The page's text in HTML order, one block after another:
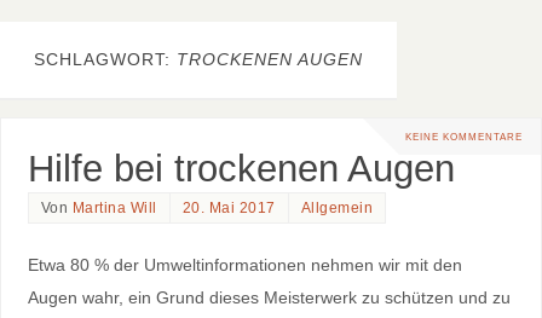
SCHLAGWORT: TROCKENEN AUGEN
KEINE KOMMENTARE
Hilfe bei trockenen Augen
Von Martina Will 20. Mai 2017 Allgemein
Etwa 80 % der Umweltinformationen nehmen wir mit den
Augen wahr, ein Grund dieses Meisterwerk zu schützen und zu